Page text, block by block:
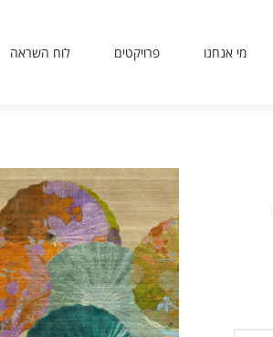
מי אנחנו פרויקטים לוח השראה